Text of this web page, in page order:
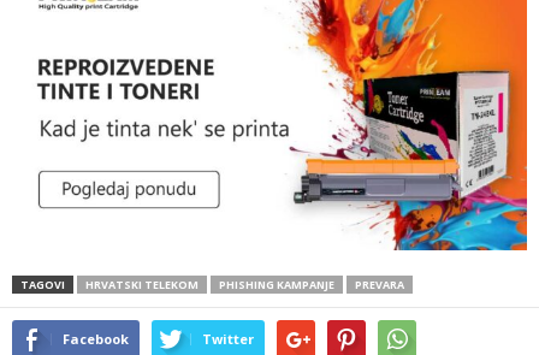
TAGOVI HRVATSKI TELEKOM PHISHING KAMPANJE PREVARA
Facebook Twitter